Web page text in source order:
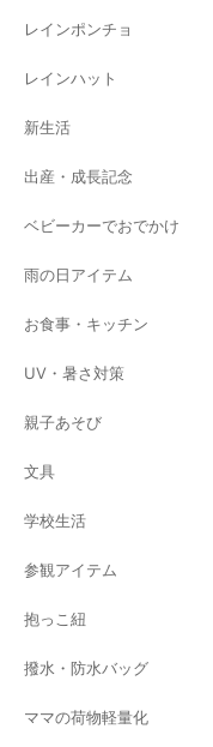
レインポンチョ
レインハット
新生活
出産・成長記念
ベビーカーでおでかけ
雨の日アイテム
お食事・キッチン
UV・暑さ対策
親子あそび
文具
学校生活
参観アイテム
抱っこ紐
撥水・防水バッグ
ママの荷物軽量化